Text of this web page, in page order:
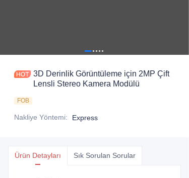
3D Derinlik Görüntüleme için 2MP Çift
Lensli Stereo Kamera Modülü
FOB
Nakliye Yöntemi: Express
Ürün Detayları Sık Sorulan Sorular